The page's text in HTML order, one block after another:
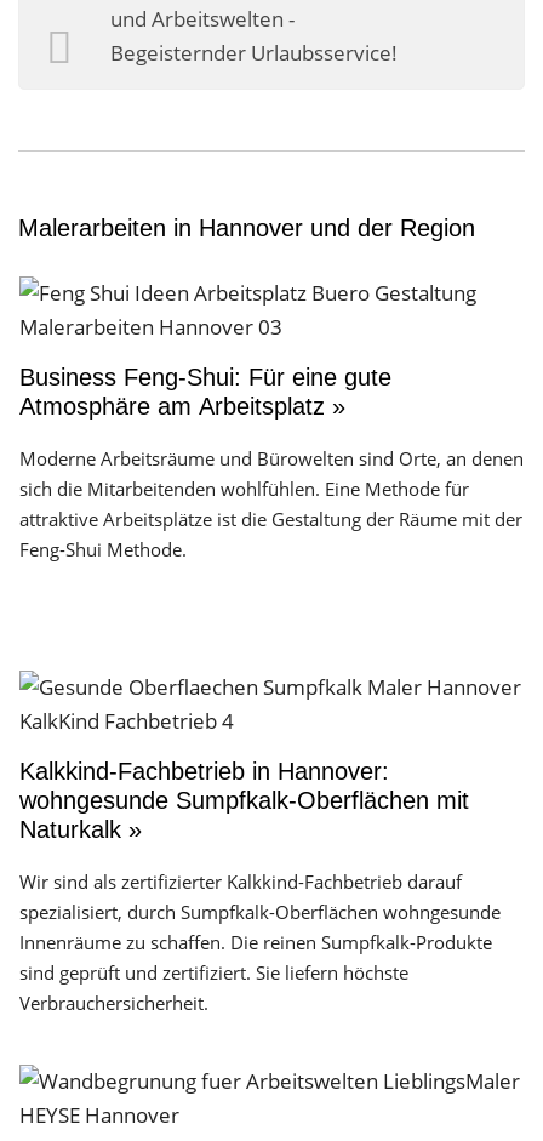
Meine gute Empfehlung
Kontakt
Navigation schließen
und Arbeitswelten -
Begeisternder Urlaubsservice!
Malerarbeiten in Hannover und der Region
Business Feng-Shui: Für eine gute
Atmosphäre am Arbeitsplatz »
Moderne Arbeitsräume und Bürowelten sind Orte, an denen
sich die Mitarbeitenden wohlfühlen. Eine Methode für
attraktive Arbeitsplätze ist die Gestaltung der Räume mit der
Feng-Shui Methode.
Kalkkind-Fachbetrieb in Hannover:
wohngesunde Sumpfkalk-Oberflächen mit
Naturkalk »
Wir sind als zertifizierter Kalkkind-Fachbetrieb darauf
spezialisiert, durch Sumpfkalk-Oberflächen wohngesunde
Innenräume zu schaffen. Die reinen Sumpfkalk-Produkte
sind geprüft und zertifiziert. Sie liefern höchste
Verbrauchersicherheit.